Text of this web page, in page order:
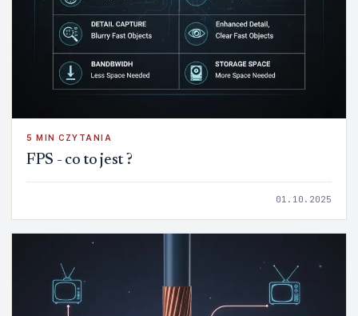
5 MIN CZYTANIA
FPS - co to jest ?
01.10.2025